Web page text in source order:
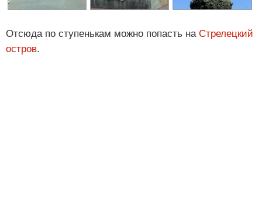
Отсюда по ступенькам можно попасть на Стрелецкий
остров.